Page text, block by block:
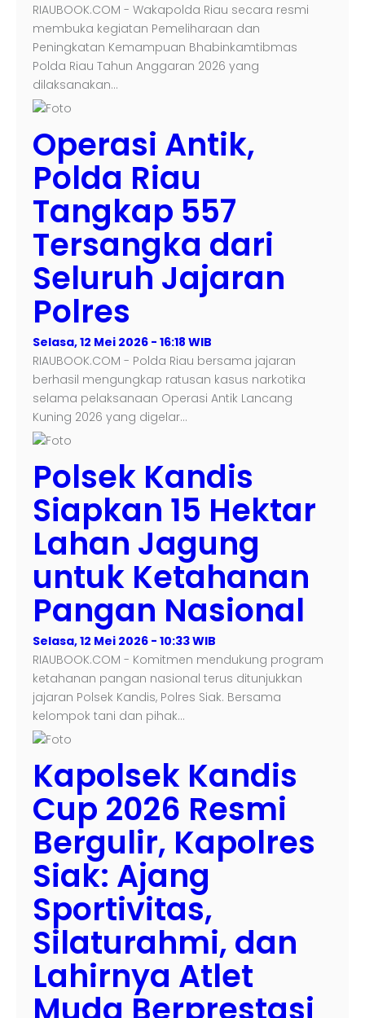
RIAUBOOK.COM - Wakapolda Riau secara resmi
membuka kegiatan Pemeliharaan dan
Peningkatan Kemampuan Bhabinkamtibmas
Polda Riau Tahun Anggaran 2026 yang
dilaksanakan…
Operasi Antik,
Polda Riau
Tangkap 557
Tersangka dari
Seluruh Jajaran
Polres
Selasa, 12 Mei 2026 - 16:18 WIB
RIAUBOOK.COM - Polda Riau bersama jajaran
berhasil mengungkap ratusan kasus narkotika
selama pelaksanaan Operasi Antik Lancang
Kuning 2026 yang digelar…
Polsek Kandis
Siapkan 15 Hektar
Lahan Jagung
untuk Ketahanan
Pangan Nasional
Selasa, 12 Mei 2026 - 10:33 WIB
RIAUBOOK.COM - Komitmen mendukung program
ketahanan pangan nasional terus ditunjukkan
jajaran Polsek Kandis, Polres Siak. Bersama
kelompok tani dan pihak…
Kapolsek Kandis
Cup 2026 Resmi
Bergulir, Kapolres
Siak: Ajang
Sportivitas,
Silaturahmi, dan
Lahirnya Atlet